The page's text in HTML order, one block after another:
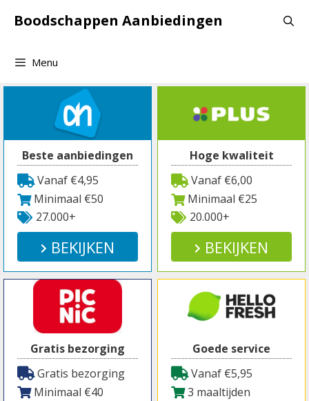
naarBoodschappen Aanbiedingen
Menu
Beste aanbiedingen
Vanaf €4,95
Minimaal €50
27.000+
BEKIJKEN
Hoge kwaliteit
Vanaf €6,00
Minimaal €25
20.000+
BEKIJKEN
Gratis bezorging
Gratis bezorging
Minimaal €40
Goede service
Vanaf €5,95
3 maaltijden